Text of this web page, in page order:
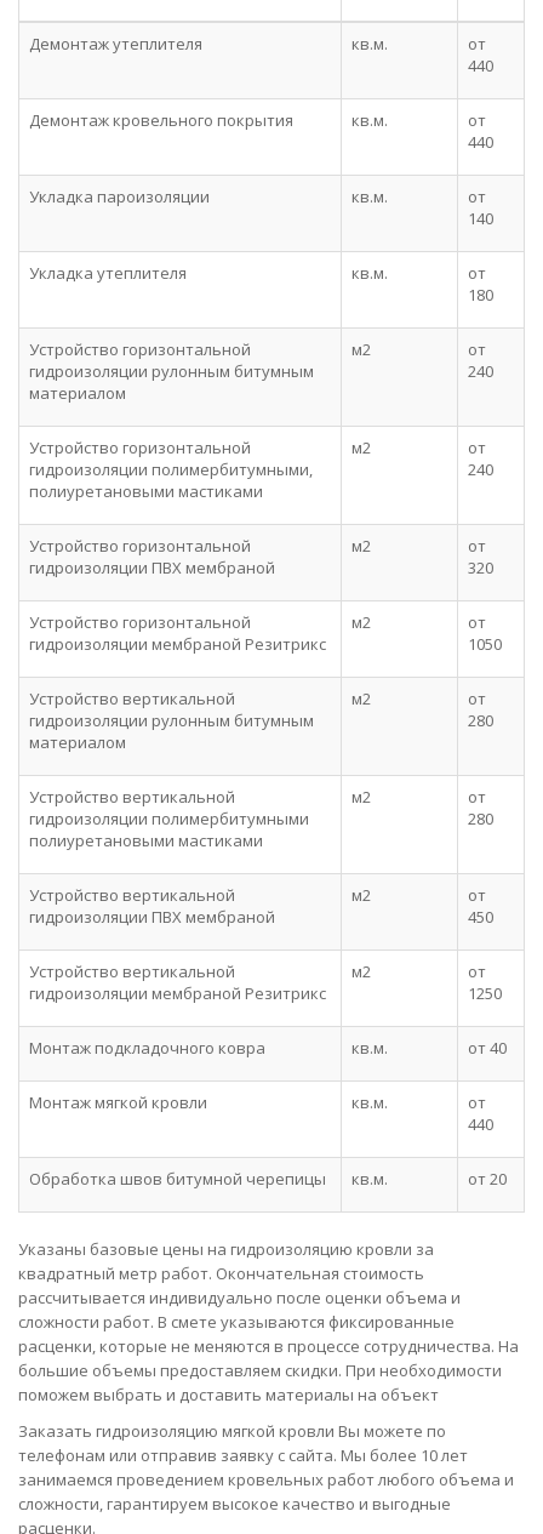
Демонтаж утеплителя кв.м.
от
440
Демонтаж кровельного покрытия кв.м.
от
440
Укладка пароизоляции кв.м.
от
140
Укладка утеплителя кв.м.
от
180
Устройство горизонтальной
гидроизоляции рулонным битумным
материалом
м2
от
240
Устройство горизонтальной
гидроизоляции полимербитумными,
полиуретановыми мастиками
м2
от
240
Устройство горизонтальной
гидроизоляции ПВХ мембраной
м2
от
320
Устройство горизонтальной
гидроизоляции мембраной Резитрикс
м2
от
1050
Устройство вертикальной
гидроизоляции рулонным битумным
материалом
м2
от
280
Устройство вертикальной
гидроизоляции полимербитумными
полиуретановыми мастиками
м2
от
280
Устройство вертикальной
гидроизоляции ПВХ мембраной
м2
от
450
Устройство вертикальной
гидроизоляции мембраной Резитрикс
м2
от
1250
Монтаж подкладочного ковра кв.м. от 40
Монтаж мягкой кровли кв.м.
от
440
Обработка швов битумной черепицы кв.м. от 20
Указаны базовые цены на гидроизоляцию кровли за
квадратный метр работ. Окончательная стоимость
рассчитывается индивидуально после оценки объема и
сложности работ. В смете указываются фиксированные
расценки, которые не меняются в процессе сотрудничества. На
большие объемы предоставляем скидки. При необходимости
поможем выбрать и доставить материалы на объект
Заказать гидроизоляцию мягкой кровли Вы можете по
телефонам или отправив заявку с сайта. Мы более 10 лет
занимаемся проведением кровельных работ любого объема и
сложности, гарантируем высокое качество и выгодные
расценки.